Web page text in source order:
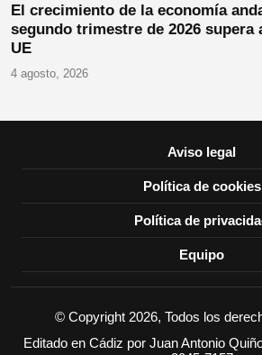
El crecimiento de la economía
segundo trimestre de 2026 supera
UE
4 agosto, 2026
Aviso legal
Política de cookies
Política de
Equipo
© Copyright 2026, Todos los
Editado en Cádiz por Juan Antonio